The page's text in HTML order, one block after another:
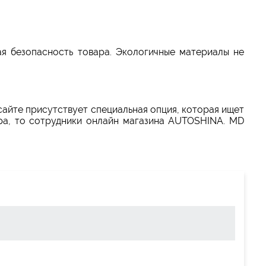
безопасность товара. Экологичные материалы не
присутствует специальная опция, которая ищет
то сотрудники онлайн магазина AUTOSHINA. MD